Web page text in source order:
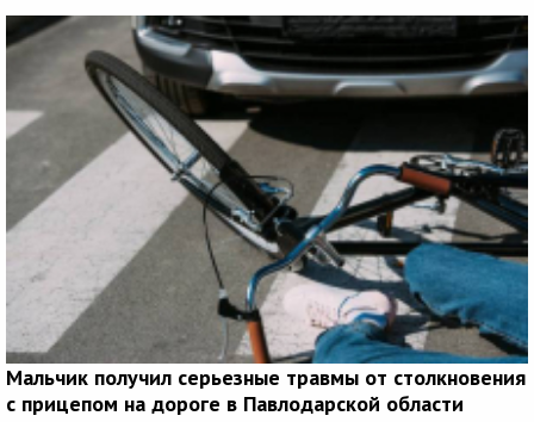
Мальчик получил серьезные травмы от столкновения
с прицепом на дороге в Павлодарской области